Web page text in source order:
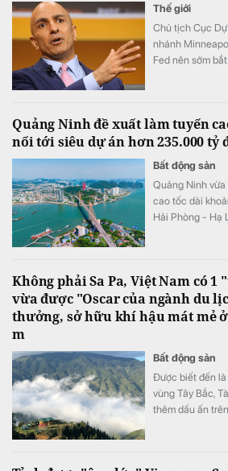
Thế giới
Chủ tịch Cục
nhánh
Fed nên sớm
Quảng Ninh đề xuất làm tuyến
nối tới siêu dự án hơn 235.000 tỷ
Bất động sản
Quảng Ninh
cao tốc dài
Hải Phòng - Hạ
Không phải Sa Pa, Việt Nam có
vừa được "Oscar của ngành du
thưởng, sở hữu khí hậu mát mẻ ở
m
Bất động sản
Được biết đến
vùng Tây Bắc,
thêm dấu ấn